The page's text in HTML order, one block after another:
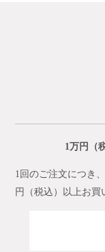
1万円（
1回のご注文につき
円（税込）以上お買